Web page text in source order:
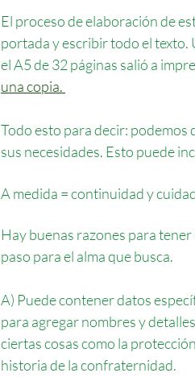
El proceso de elaboración de
portada y escribir todo el
el A5 de 32 páginas salió a
una copia.
Todo esto para decir:
sus necesidades. Esto puede
A medida = continuidad y
Hay buenas razones para
paso para el alma que busca.
A) Puede contener datos
para agregar nombres y
ciertas cosas como la
historia de la confraternidad.